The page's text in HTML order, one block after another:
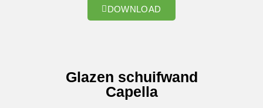
DOWNLOAD
Glazen schuifwand
Capella